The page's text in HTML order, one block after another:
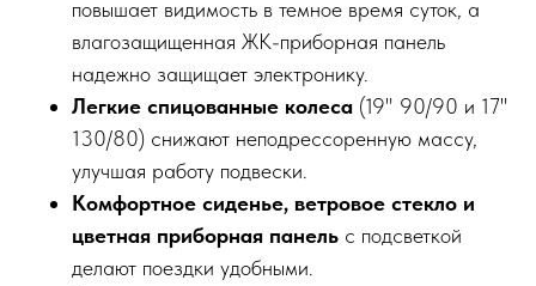
повышает видимость в темное время суток, а
влагозащищенная ЖК-приборная панель
надежно защищает электронику.
Легкие спицованные колеса (19" 90/90 и 17"
130/80) снижают неподрессоренную массу,
улучшая работу подвески.
Комфортное сиденье, ветровое стекло и
цветная приборная панель с подсветкой
делают поездки удобными.